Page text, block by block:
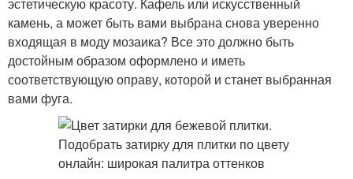
камень, а может быть вами выбрана снова уверенно
входящая в моду мозаика? Все это должно быть
достойным образом оформлено и иметь
соответствующую оправу, которой и станет выбранная
вами фуга.